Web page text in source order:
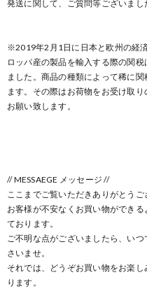
発送に関して、ご質問等ございまし
※2019年2月1日に日本と欧州の経
ロッパ産の製品を輸入する際の関
ました。商品の種類によって稀に
ます。その際はお荷物をお受け取
お願い致します。
// MESSAEGE メッセージ //
ここまでご覧いただきありがとうご
お客様が不安なくお買い物ができ
ております。
ご不明な点がございましたら、い
さいませ。
それでは、どうぞお買い物をお楽
ります。